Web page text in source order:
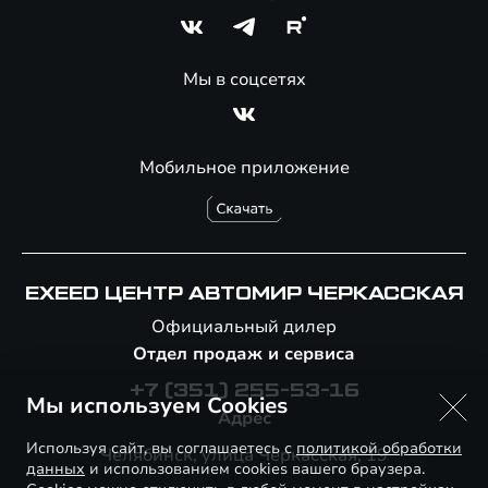
Мобильное приложение
Мы в соцсетях
EXEED ЦЕНТР АВТОМИР ЧЕРКАССКАЯ
Официальный дилер
Отдел продаж и сервиса
+7 (351) 255-53-16
Адрес
Челябинск, улица Черкасская, 19
Мы используем Cookies
Используя сайт, вы соглашаетесь сполитикой обработки
данных и использованием cookies вашего браузера.